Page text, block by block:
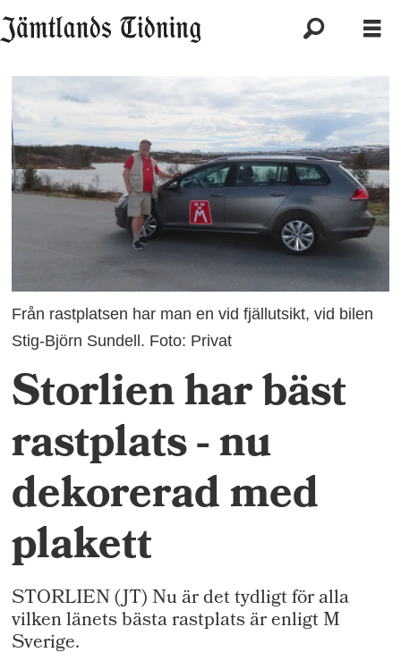
Från rastplatsen har man en vid fjällutsikt, vid bilen
Stig-Björn Sundell. Foto: Privat
Storlien har bäst
rastplats - nu
dekorerad med
plakett
STORLIEN (JT) Nu är det tydligt för alla
vilken länets bästa rastplats är enligt M
Sverige.